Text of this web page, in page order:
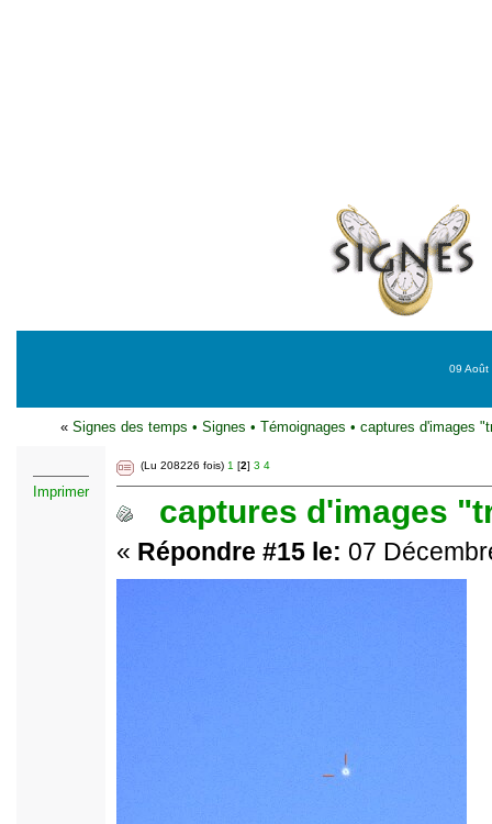
09 Août
« Signes des temps • Signes • Témoignages • captures d'images
Imprimer
(Lu 208226 fois) 1 [2] 3 4
captures d'images
« Répondre #15 le: 07